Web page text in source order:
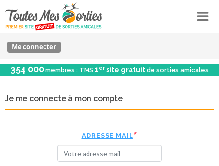
Me connecter
354 000 membres : TMS 1er site gratuit de sorties amicales
Je me connecte à mon compte
ADRESSE MAIL